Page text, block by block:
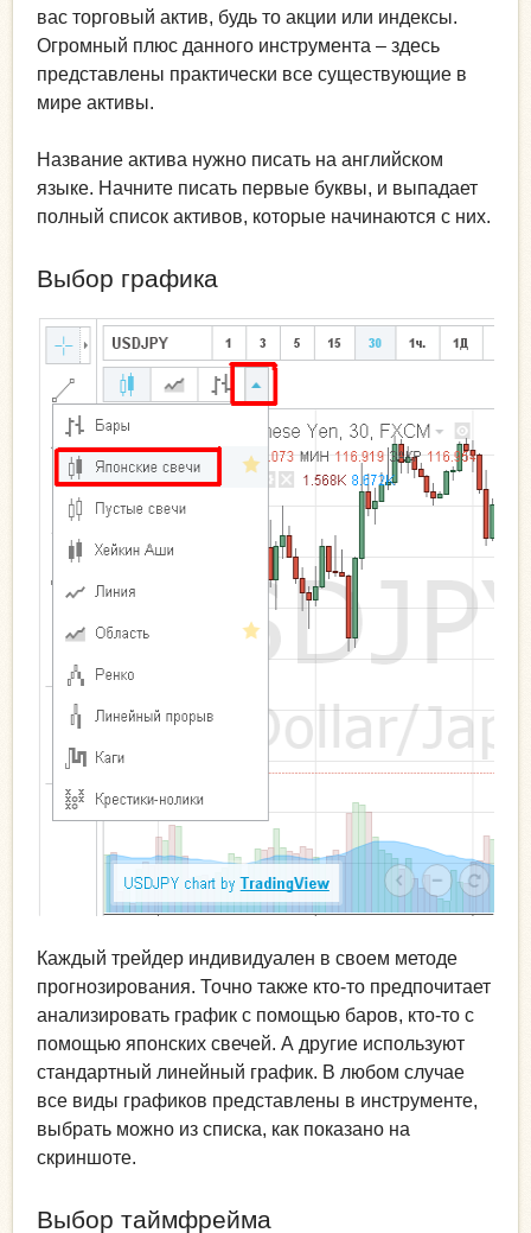
вас торговый актив, будь то акции или индексы.
Огромный плюс данного инструмента – здесь
представлены практически все существующие в
мире активы.
Название актива нужно писать на английском
языке. Начните писать первые буквы, и выпадает
полный список активов, которые начинаются с них.
Выбор графика
Каждый трейдер индивидуален в своем методе
прогнозирования. Точно также кто-то предпочитает
анализировать график с помощью баров, кто-то с
помощью японских свечей. А другие используют
стандартный линейный график. В любом случае
все виды графиков представлены в инструменте,
выбрать можно из списка, как показано на
скриншоте.
Выбор таймфрейма